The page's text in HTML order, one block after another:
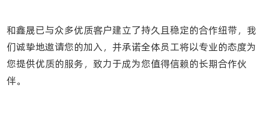
和鑫晟已与众多优质客户建立了持久且稳定的合作纽带，我
们诚挚地邀请您的加入，并承诺全体员工将以专业的态度为
您提供优质的服务，致力于成为您值得信赖的长期合作伙
伴。